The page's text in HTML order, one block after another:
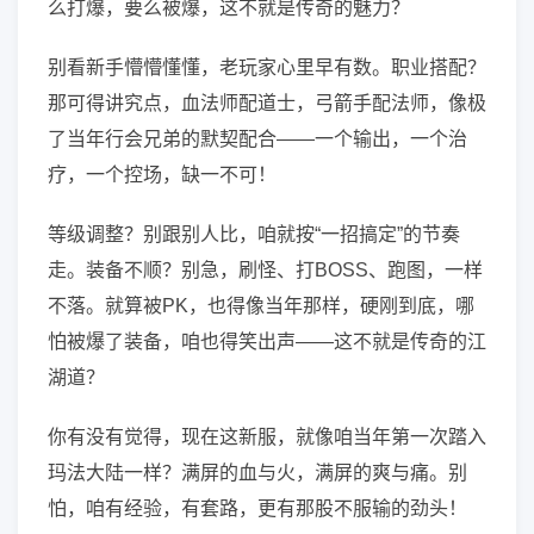
么打爆，要么被爆，这不就是传奇的魅力？
别看新手懵懵懂懂，老玩家心里早有数。职业搭配？
那可得讲究点，血法师配道士，弓箭手配法师，像极
了当年行会兄弟的默契配合——一个输出，一个治
疗，一个控场，缺一不可！
等级调整？别跟别人比，咱就按“一招搞定”的节奏
走。装备不顺？别急，刷怪、打BOSS、跑图，一样
不落。就算被PK，也得像当年那样，硬刚到底，哪
怕被爆了装备，咱也得笑出声——这不就是传奇的江
湖道？
你有没有觉得，现在这新服，就像咱当年第一次踏入
玛法大陆一样？满屏的血与火，满屏的爽与痛。别
怕，咱有经验，有套路，更有那股不服输的劲头！